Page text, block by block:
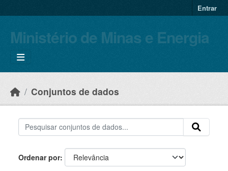
Entrar
Ministério de Minas e Energia
Conjuntos de dados
Ordenar por